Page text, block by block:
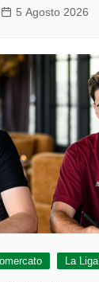
5 Agosto 2026
La Liga